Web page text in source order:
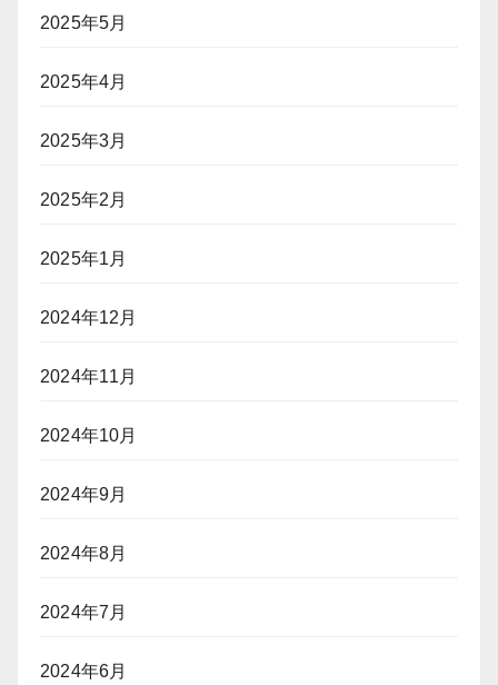
2025年5月
2025年4月
2025年3月
2025年2月
2025年1月
2024年12月
2024年11月
2024年10月
2024年9月
2024年8月
2024年7月
2024年6月